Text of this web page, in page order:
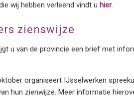
wij hebben verleend vindt u hier.
zienswijze
u van de provincie een brief met
organiseert IJsselwerken
hun zienwijze. Meer informatie